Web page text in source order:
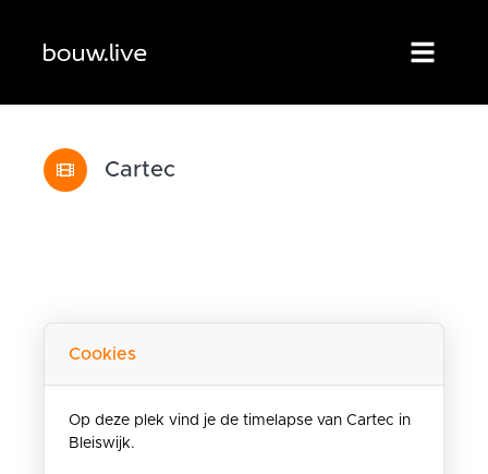
Cartec
Cookies
Op deze plek vind je de timelapse van Cartec in
Bleiswijk.